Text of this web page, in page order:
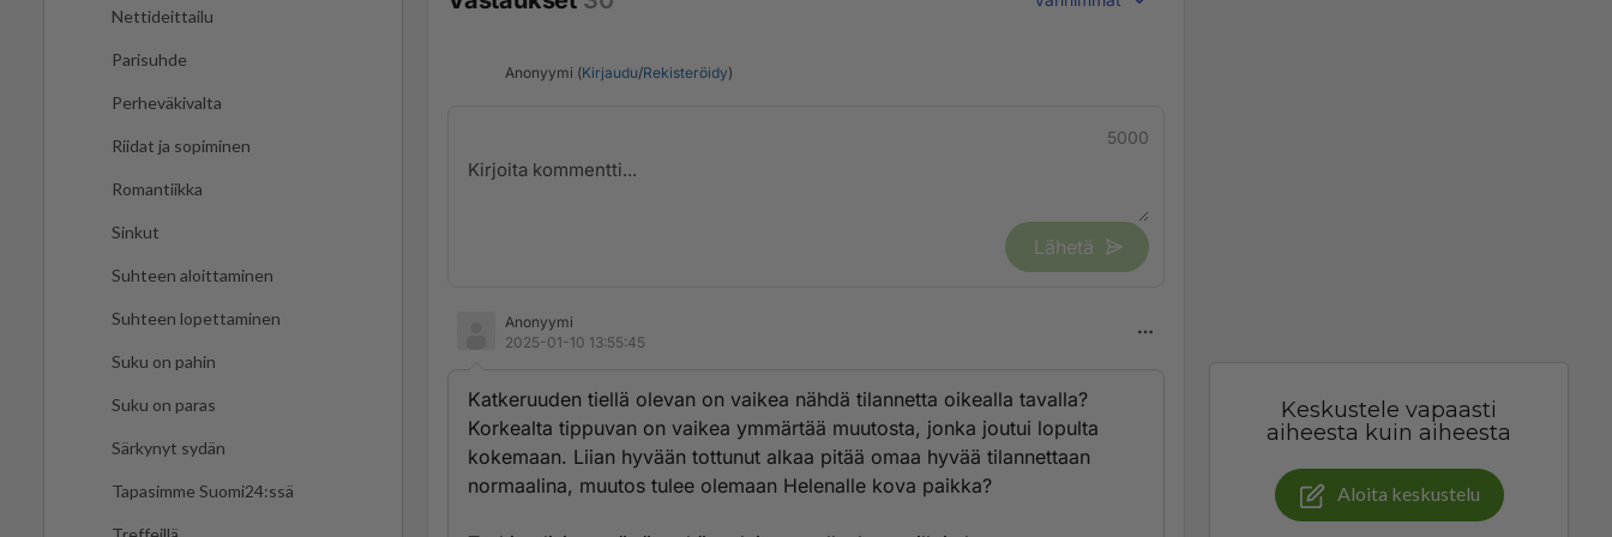
Nettideittailu
Parisuhde
Perheväkivalta
Riidat ja sopiminen
Romantiikka
Sinkut
Suhteen aloittaminen
Suhteen lopettaminen
Suku on pahin
Suku on paras
Särkynyt sydän
Tapasimme Suomi24:ssä
Anonyymi (Kirjaudu/Rekisteröidy)
5000
Lähetä
Anonyymi
2025-01-10 13:55:45
Katkeruuden tiellä olevan on vaikea nähdä tilannetta oikealla tavalla?
Korkealta tippuvan on vaikea ymmärtää muutosta, jonka joutui lopulta
kokemaan. Liian hyvään tottunut alkaa pitää omaa hyvää tilannettaan
normaalina, muutos tulee olemaan Helenalle kova paikka?
Keskustele vapaasti
aiheesta kuin aiheesta
Aloita keskustelu